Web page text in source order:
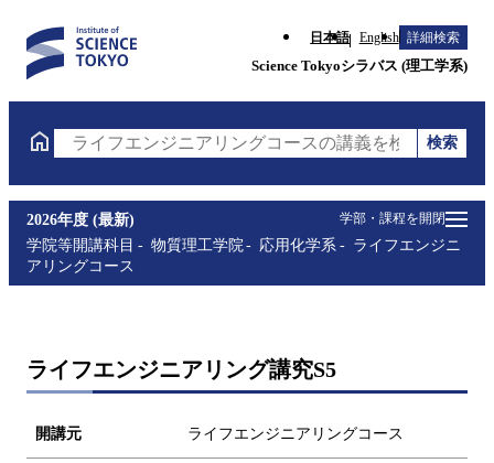
日本語 English 詳細検索
Science Tokyoシラバス (理工学系)
ライフエンジニアリングコースの講義を検索（講義
検索
学部・課程を開閉
2026年度 (最新)
学院等開講科目
物質理工学院 応用化学系
ライフエンジニ
アリングコース
ライフエンジニアリング講究S5
開講元 ライフエンジニアリングコース